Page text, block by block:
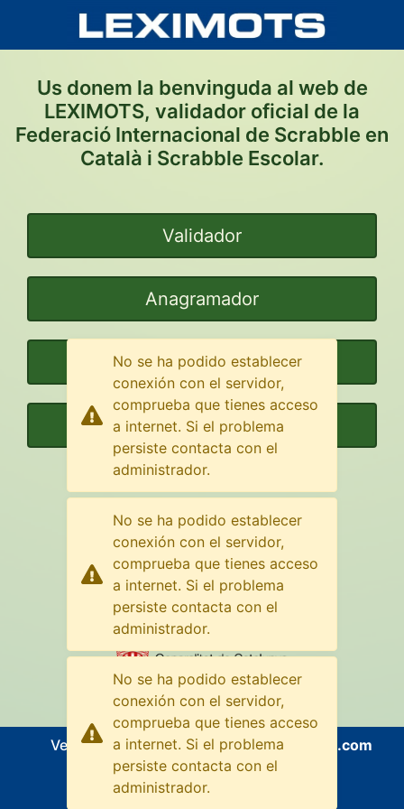
Us donem la benvinguda al web de
LEXIMOTS, validador oficial de la
Federació Internacional de Scrabble en
Català i Scrabble Escolar.
Validador
Anagramador
Cerca amb patrons
Constructor de paraules
Avalat per
Amb el suport de
Versió v1.2.0 Contacte:leximots@gmail.com
No se ha podido establecer
conexión con el servidor,
comprueba que tienes acceso
a internet. Si el problema
persiste contacta con el
administrador.
No se ha podido establecer
conexión con el servidor,
comprueba que tienes acceso
a internet. Si el problema
persiste contacta con el
administrador.
No se ha podido establecer
conexión con el servidor,
comprueba que tienes acceso
a internet. Si el problema
persiste contacta con el
administrador.